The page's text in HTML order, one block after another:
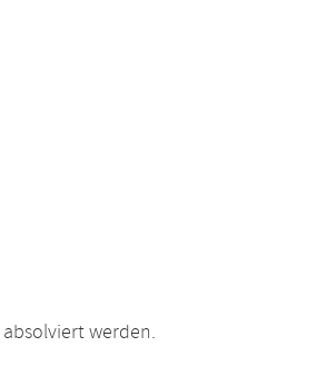
werden.